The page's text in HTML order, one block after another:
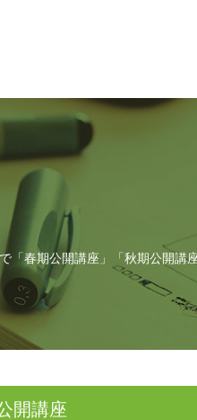
春期公開講座」「秋期公開講
開講座